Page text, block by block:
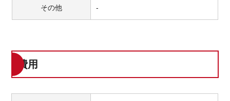
その他 -
費用